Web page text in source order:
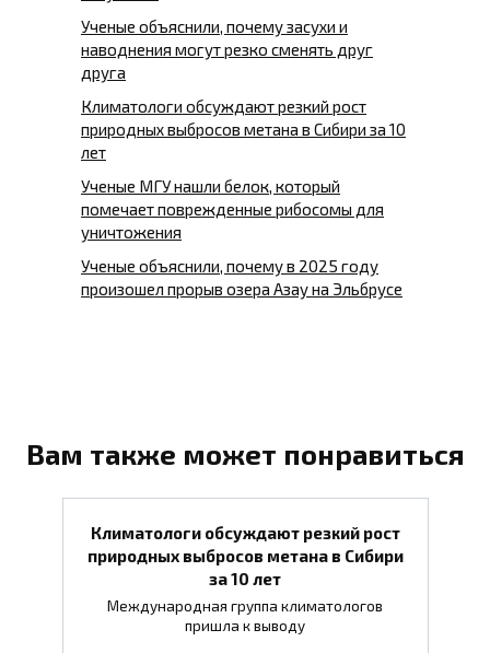
Ученые объяснили, почему засухи и
наводнения могут резко сменять друг
друга
Климатологи обсуждают резкий рост
природных выбросов метана в Сибири за 10
лет
Ученые МГУ нашли белок, который
помечает поврежденные рибосомы для
уничтожения
Ученые объяснили, почему в 2025 году
произошел прорыв озера Азау на Эльбрусе
Вам также может понравиться
Климатологи обсуждают резкий рост
природных выбросов метана в Сибири
за 10 лет
Международная группа климатологов
пришла к выводу